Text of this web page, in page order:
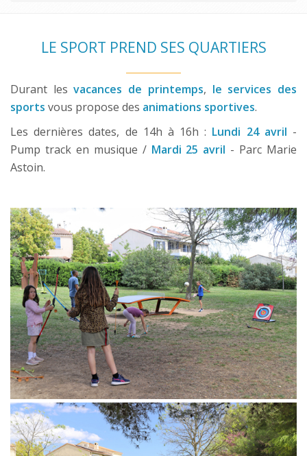
LE SPORT PREND SES QUARTIERS
Durant lesvacances de printemps, le services des
sports vous propose des animations sportives.
Les dernières dates, de 14h à 16h : Lundi 24 avril -
Pump track en musique / Mardi 25 avril - Parc Marie
Astoin.